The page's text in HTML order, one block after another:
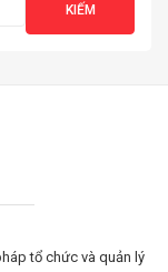
KIẾM
tổ chức và quản lý